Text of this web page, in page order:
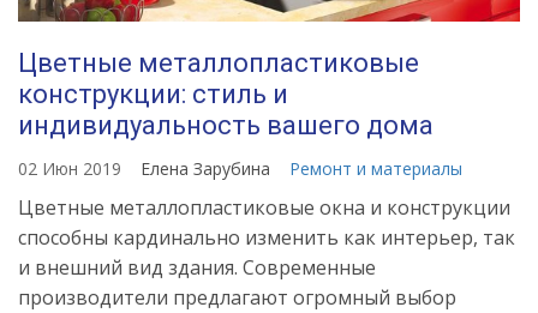
Цветные металлопластиковые
конструкции: стиль и
индивидуальность вашего дома
02 Июн 2019 Елена Зарубина Ремонт и материалы
Цветные металлопластиковые окна и конструкции
способны кардинально изменить как интерьер, так
и внешний вид здания. Современные
производители предлагают огромный выбор